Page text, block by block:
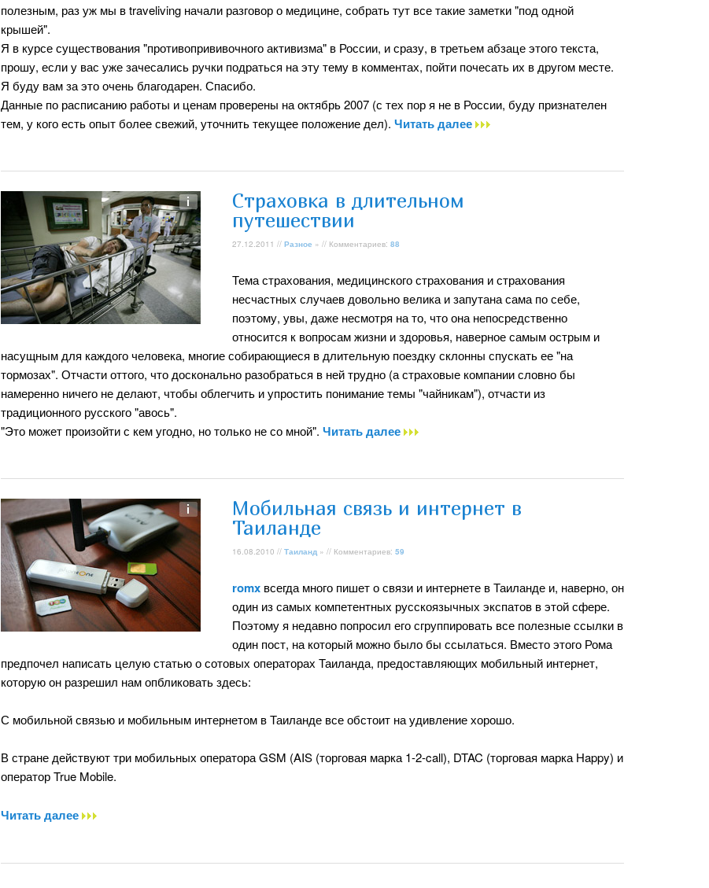
полезным, раз уж мы в traveliving начали разговор о медицине, собрать тут все такие заметки "под одной
крышей".
Я в курсе существования "противопрививочного активизма" в России, и сразу, в третьем абзаце этого текста,
прошу, если у вас уже зачесались ручки подраться на эту тему в комментах, пойти почесать их в другом месте.
Я буду вам за это очень благодарен. Спасибо.
Данные по расписанию работы и ценам проверены на октябрь 2007 (с тех пор я не в России, буду признателен
тем, у кого есть опыт более свежий, уточнить текущее положение дел). Читать далее
Страховка в длительном
путешествии
27.12.2011 // Разное » // Комментариев: 88
Тема страхования, медицинского страхования и страхования
несчастных случаев довольно велика и запутана сама по себе,
поэтому, увы, даже несмотря на то, что она непосредственно
относится к вопросам жизни и здоровья, наверное самым острым и
насущным для каждого человека, многие собирающиеся в длительную поездку склонны спускать ее "на
тормозах". Отчасти оттого, что досконально разобраться в ней трудно (а страховые компании словно бы
намеренно ничего не делают, чтобы облегчить и упростить понимание темы "чайникам"), отчасти из
традиционного русского "авось".
"Это может произойти с кем угодно, но только не со мной". Читать далее
Мобильная связь и интернет в
Таиланде
16.08.2010 // Таиланд » // Комментариев: 59
romx всегда много пишет о связи и интернете в Таиланде и, наверно, он
один из самых компетентных русскоязычных экспатов в этой сфере.
Поэтому я недавно попросил его сгруппировать все полезные ссылки в
один пост, на который можно было бы ссылаться. Вместо этого Рома
предпочел написать целую статью о сотовых операторах Таиланда, предоставляющих мобильный интернет,
которую он разрешил нам опбликовать здесь:
С мобильной связью и мобильным интернетом в Таиланде все обстоит на удивление хорошо.
В стране действуют три мобильных оператора GSM (AIS (торговая марка 1-2-call), DTAC (торговая марка Happy) и
оператор True Mobile.
Читать далее